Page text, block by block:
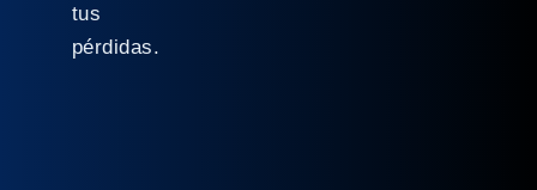
tus
pérdidas.